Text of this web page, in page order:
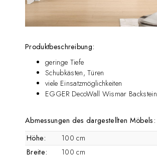
Produktbeschreibung:
geringe Tiefe
Schubkästen, Türen
viele Einsatzmöglichkeiten
EGGER DecoWall Wismar Backstein
Abmessungen des dargestellten Möbels:
Höhe:
100 cm
Breite:
100 cm